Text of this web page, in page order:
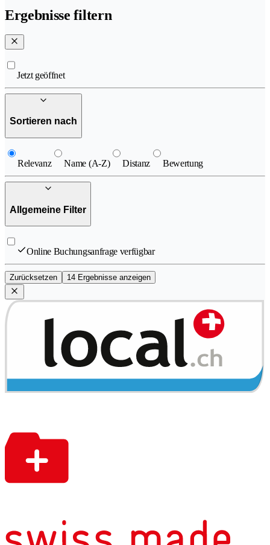
Ergebnisse filtern
Jetzt geöffnet
Sortieren nach
Relevanz Name (A-Z) Distanz Bewertung
Allgemeine Filter
Online Buchungsanfrage verfügbar
Zurücksetzen 14 Ergebnisse anzeigen